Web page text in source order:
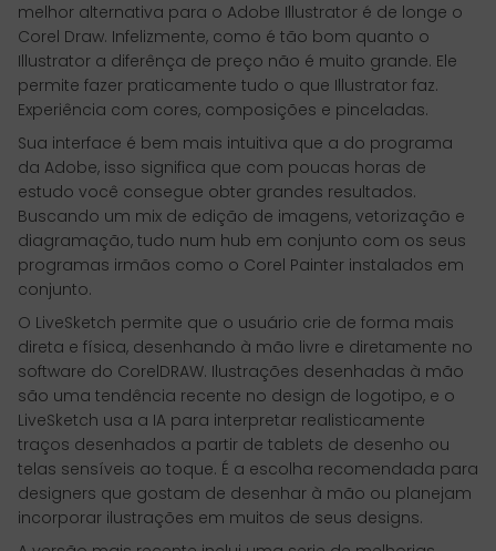
melhor alternativa para o Adobe Illustrator é de longe o
Corel Draw. Infelizmente, como é tão bom quanto o
Illustrator a diferênça de preço não é muito grande. Ele
permite fazer praticamente tudo o que Illustrator faz.
Experiência com cores, composições e pinceladas.
Sua interface é bem mais intuitiva que a do programa
da Adobe, isso significa que com poucas horas de
estudo você consegue obter grandes resultados.
Buscando um mix de edição de imagens, vetorização e
diagramação, tudo num hub em conjunto com os seus
programas irmãos como o Corel Painter instalados em
conjunto.
O LiveSketch permite que o usuário crie de forma mais
direta e física, desenhando à mão livre e diretamente no
software do CorelDRAW. Ilustrações desenhadas à mão
são uma tendência recente no design de logotipo, e o
LiveSketch usa a IA para interpretar realisticamente
traços desenhados a partir de tablets de desenho ou
telas sensíveis ao toque. É a escolha recomendada para
designers que gostam de desenhar à mão ou planejam
incorporar ilustrações em muitos de seus designs.